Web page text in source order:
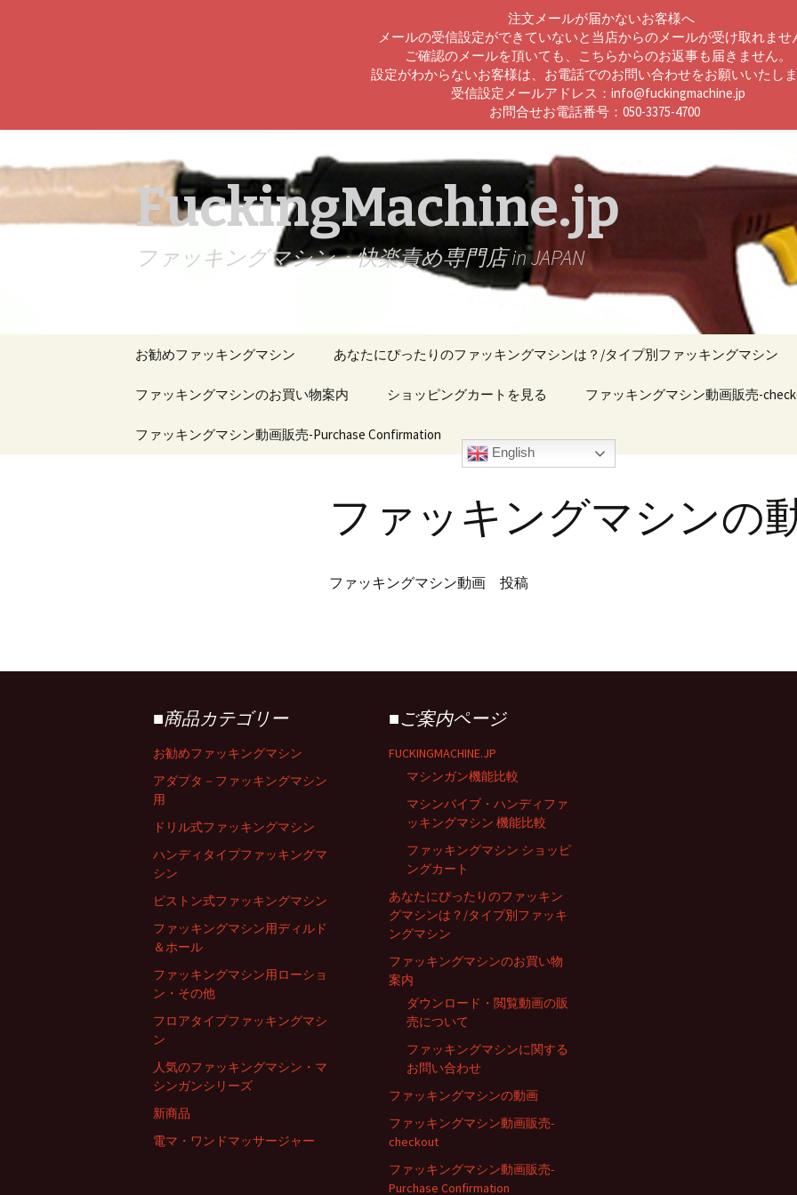
FuckingMachine.jp
ファッキングマシン・快楽責め専門店 in JAPAN
へ
お勧めファッキングマシン
人気のファッキングマ
マシン
アダプタ－ファッキン
グマシン用
ディルド＆ホール
電マ・ワンドマッサー
ジャー
その他
あなたにぴったりのファッキングマシンは？/タイプ別ファッキングマシン
マシンガン機能比較
マシンバイブ・ハンデ
ファッキングマシンのお買い物案内
特定商取引法の表示
ショッピングカートを見る ファッキングマシン動画販売-
ファッキングマシン動画販売-Purchase Confirmation
English
ファッキングマシンの
ファッキングマシン動画 投稿
■商品カテゴリー
お勧めファッキングマシン
アダプタ－ファッキングマシン
用
ドリル式ファッキングマシン
ハンディタイプファッキングマ
シン
ピストン式ファッキングマシン
ファッキングマシン用ディルド
＆ホール
ファッキングマシン用ローショ
ン・その他
フロアタイプファッキングマシ
ン
人気のファッキングマシン・マ
シンガンシリーズ
新商品
電マ・ワンドマッサージャー
■ご案内ページ
FUCKINGMACHINE.JP
マシンガン機能比較
マシンバイブ・ハンディファ
ッキングマシン 機能比較
ファッキングマシン ショッピ
ングカート
あなたにぴったりのファッキン
グマシンは？/タイプ別ファッキ
ングマシン
ファッキングマシンのお買い物
案内
ダウンロード・閲覧動画の販
売について
ファッキングマシンに関する
お問い合わせ
ファッキングマシンの動画
ファッキングマシン動画販売-
checkout
ファッキングマシン動画販売-
Purchase Confirmation
注文メールが届かないお客様へ
メールの受信設定ができていないと当店からのメールが受け取れませ
ご確認のメールを頂いても、こちらからのお返事も届きません。
設定がわからないお客様は、お電話でのお問い合わせをお願いいたし
受信設定メールアドレス：info@fuckingmachine.jp
お問合せお電話番号：050-3375-4700